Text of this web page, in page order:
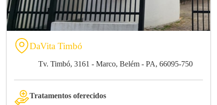
DaVita Timbó
Tv. Timbó, 3161 - Marco, Belém - PA, 66095-750
Tratamentos oferecidos